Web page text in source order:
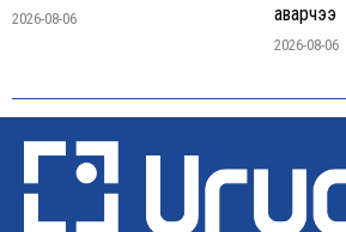
2026-08-06
аварчээ
2026-08-06